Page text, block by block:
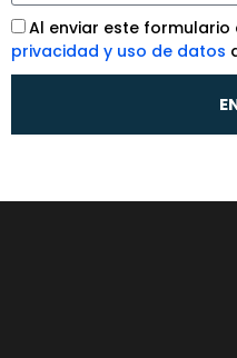
jA
c
e
a
ó
Al enviar este
privacidad y uso de datos